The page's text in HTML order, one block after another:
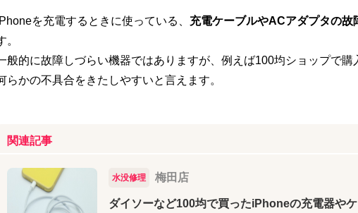
を充電するときに使っている、 充電ケーブルやACアダプタの故
。
般的に故障しづらい機器ではありますが、例えば100均ショップで購
らかの不具合をきたしやすいと言えます。
関連記事
水没修理 梅田店
ダイソーなど100均で買ったiPhoneの充電器やケ